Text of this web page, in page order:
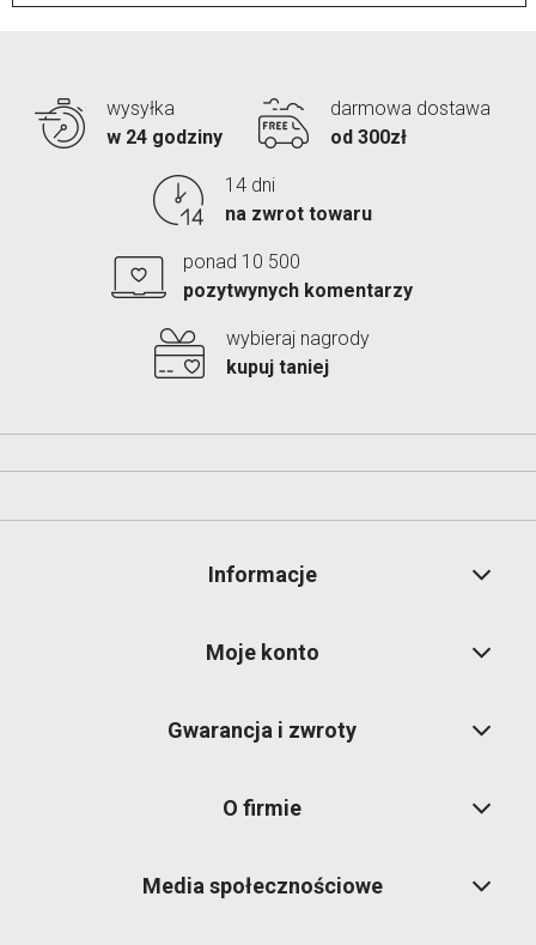
wysyłka
w 24 godziny
darmowa dostawa
od 300zł
14 dni
na zwrot towaru
ponad 10 500
pozytwynych komentarzy
wybieraj nagrody
kupuj taniej
Informacje
Moje konto
Gwarancja i zwroty
O firmie
Media społecznościowe